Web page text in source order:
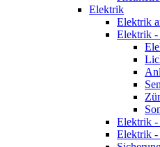
Elektrik
Elektrik
Elektrik
Elektrik -
Elektrik -